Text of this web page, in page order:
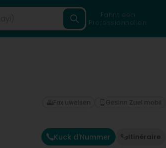
Fannt een
Professionnellen
Kuck d'Nummer Itinéraire
Fax uweisen Gesinn Zuel mobil